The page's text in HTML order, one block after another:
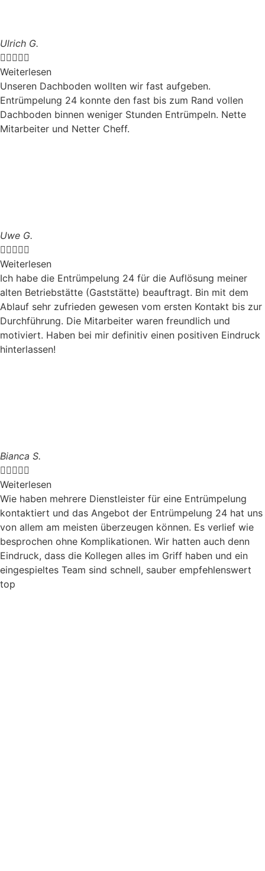
Ulrich G.

Weiterlesen
Unseren Dachboden wollten wir fast aufgeben.
Entrümpelung 24 konnte den fast bis zum Rand vollen
Dachboden binnen weniger Stunden Entrümpeln. Nette
Mitarbeiter und Netter Cheff.
Uwe G.

Weiterlesen
Ich habe die Entrümpelung 24 für die Auflösung meiner
alten Betriebstätte (Gaststätte) beauftragt. Bin mit dem
Ablauf sehr zufrieden gewesen vom ersten Kontakt bis zur
Durchführung. Die Mitarbeiter waren freundlich und
motiviert. Haben bei mir definitiv einen positiven Eindruck
hinterlassen!
Bianca S.

Weiterlesen
Wie haben mehrere Dienstleister für eine Entrümpelung
kontaktiert und das Angebot der Entrümpelung 24 hat uns
von allem am meisten überzeugen können. Es verlief wie
besprochen ohne Komplikationen. Wir hatten auch denn
Eindruck, dass die Kollegen alles im Griff haben und ein
eingespieltes Team sind schnell, sauber empfehlenswert
top